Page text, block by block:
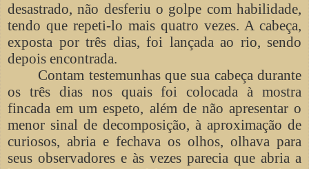
desastrado, não desferiu o golpe com habilidade,
tendo que repeti-lo mais quatro vezes. A cabeça,
exposta por três dias, foi lançada ao rio, sendo
depois encontrada.
Contam testemunhas que sua cabeça durante
os três dias nos quais foi colocada à mostra
fincada em um espeto, além de não apresentar o
menor sinal de decomposição, à aproximação de
curiosos, abria e fechava os olhos, olhava para
seus observadores e às vezes parecia que abria a